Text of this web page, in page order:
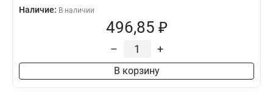
Наличие: В наличии
496,85 ₽
– +
В корзину